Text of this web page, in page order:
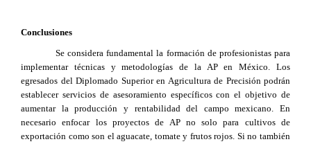
Conclusiones
Se considera fundamental la formación de profesionistas para
implementar técnicas y metodologías de la AP en México. Los
egresados del Diplomado Superior en Agricultura de Precisión podrán
establecer servicios de asesoramiento específicos con el objetivo de
aumentar la producción y rentabilidad del campo mexicano. En
necesario enfocar los proyectos de AP no solo para cultivos de
exportación como son el aguacate, tomate y frutos rojos. Si no también